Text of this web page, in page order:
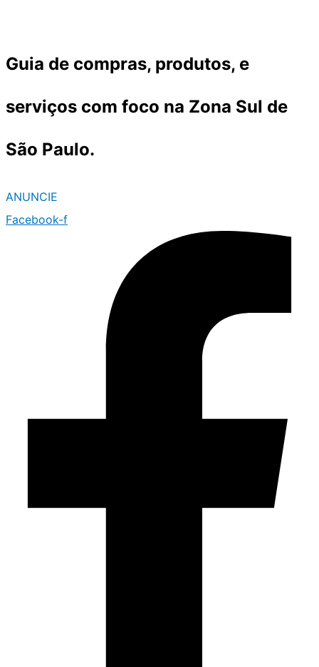
o
Guia de compras, produtos, e
serviços com foco na Zona Sul de
São Paulo.
ANUNCIE
Facebook-f